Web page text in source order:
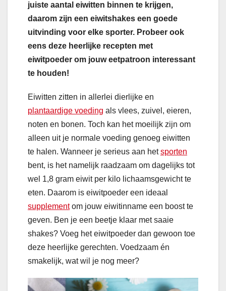
juiste aantal eiwitten binnen te krijgen,
daarom zijn een eiwitshakes een goede
uitvinding voor elke sporter. Probeer ook
eens deze heerlijke recepten met
eiwitpoeder om jouw eetpatroon interessant
te houden!
Eiwitten zitten in allerlei dierlijke en
plantaardige voeding als vlees, zuivel, eieren,
noten en bonen. Toch kan het moeilijk zijn om
alleen uit je normale voeding genoeg eiwitten
te halen. Wanneer je serieus aan hetsporten
bent, is het namelijk raadzaam om dagelijks tot
wel 1,8 gram eiwit per kilo lichaamsgewicht te
eten. Daarom is eiwitpoeder een ideaal
supplementom jouw eiwitinname een boost te
geven. Ben je een beetje klaar met saaie
shakes? Voeg het eiwitpoeder dan gewoon toe
deze heerlijke gerechten. Voedzaam én
smakelijk, wat wil je nog meer?